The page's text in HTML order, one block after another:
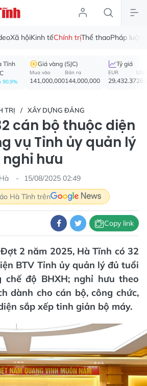
Xã hộiKinh tếChính trịThể thaoPháp luật
Tĩnh
90.9%
Giá vàng (SJC)
Mua vào
141,000,000
Bán ra
144,000,000
Tỷ giá
EUR
29,432.37
USD
TRỊ XÂY DỰNG ĐẢNG
cán bộ thuộc diện
vụ Tỉnh ủy quản lý
nghỉ hưu
15/08/2025 02:49
Hà Tĩnh trên
Copy link
2 năm 2025, Hà Tĩnh có 32
BTV Tỉnh ủy quản lý đủ tuổi
chế độ BHXH; nghỉ hưu theo
dành cho cán bộ, công chức,
sắp xếp tinh giản bộ máy.